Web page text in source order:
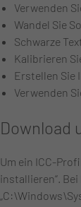
Verwenden
Wandel Sie
Schwarze
Kalibrieren
Erstellen Sie
Verwenden
Download
Um ein ICC-
installieren“. Bei